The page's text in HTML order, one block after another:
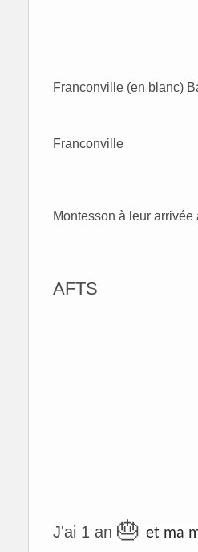
Franconville (en blanc)
Franconville
Montesson à leur arrivée
AFTS
J'ai 1 an 🎂 et ma